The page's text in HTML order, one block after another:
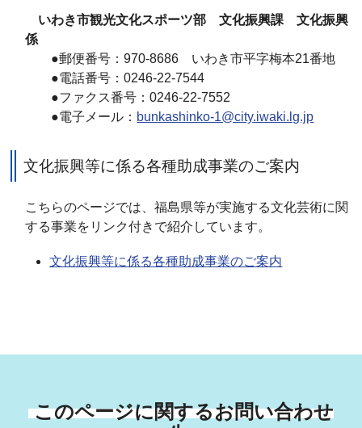
いわき市観光文化スポーツ部 文化振興課 文化振興
係
●郵便番号：970-8686 いわき市平字梅本21番地
●電話番号：0246-22-7544
●ファクス番号：0246-22-7552
●電子メール： bunkashinko-1@city.iwaki.lg.jp
文化振興等に係る各種助成事業のご案内
こちらのページでは、福島県等が実施する文化芸術に関
する事業をリンク付きで紹介しています。
文化振興等に係る各種助成事業のご案内
このページに関するお問い合わせ